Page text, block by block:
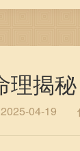
六十甲子
理揭
04-19